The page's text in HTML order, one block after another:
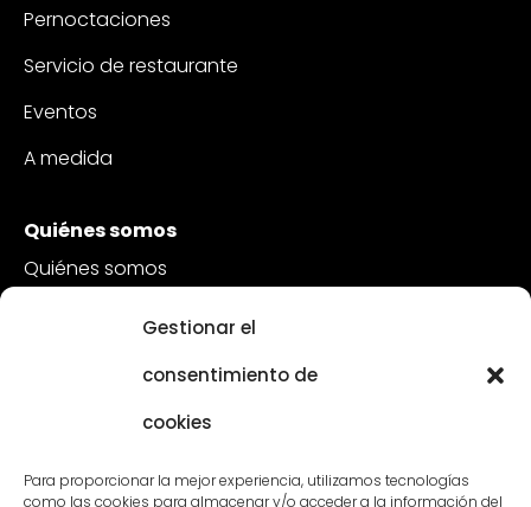
Gestionar el
consentimiento de
cookies
Para proporcionar la mejor experiencia, utilizamos tecnologías
como las cookies para almacenar y/o acceder a la información del
Pernoctaciones
Servicio de restaurante
Eventos
A medida
Quiénes somos
Quiénes somos
Sostenibilidad